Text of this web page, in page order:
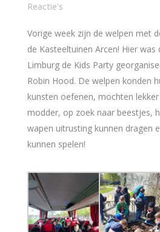
Reactie's
Vorige week zijn de welpen met
de Kasteeltuinen Arcen! Hier
Limburg de Kids Party
Robin Hood. De welpen konden
kunsten oefenen, mochten
modder, op zoek naar beestjes,
wapen uitrusting kunnen dragen
kunnen spelen!